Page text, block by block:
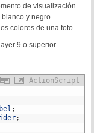
de visualización.
blanco y negro
colores de una foto.
9 o superior.
ActionScript
;
;